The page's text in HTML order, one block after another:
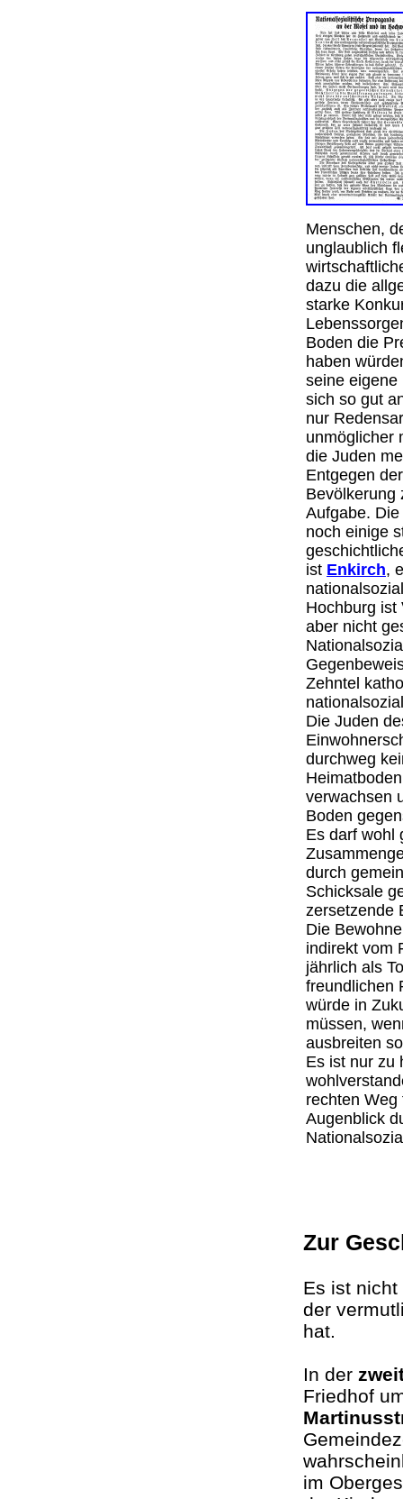
Menschen,
unglaublich
dazu die
starke
Boden die
haben
seine eigene
sich so gut
nur
unmöglicher
die Juden
Entgegen
Bevölkerung
Aufgabe.
noch einige
ist Enkirch,
Hochburg ist
aber nicht
Zehntel
Die Juden
durchweg
verwachsen
Boden
Es darf wohl
durch
Schicksale
zersetzende
Die
indirekt vom
jährlich als
freundlichen
würde in
müssen,
ausbreiten
Es ist nur zu
rechten
Augenblick
Zur
Es ist
der
hat.
In der
Friedhof
im